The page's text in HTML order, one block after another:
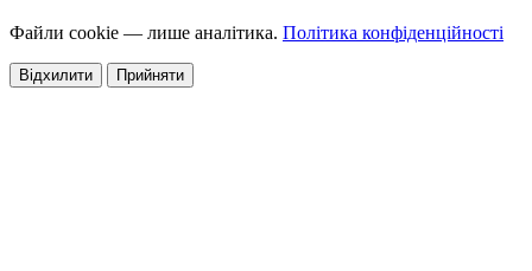
Файли cookie — лише аналітика. Політика конфіденційності
Відхилити Прийняти